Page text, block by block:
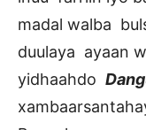
madal walba
duulaya ayaan
yidhaahdo